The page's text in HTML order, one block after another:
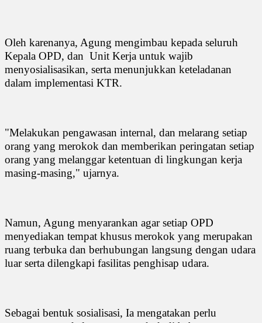
Oleh karenanya, Agung mengimbau kepada seluruh
Kepala OPD, dan Unit Kerja untuk wajib
menyosialisasikan, serta menunjukkan keteladanan
dalam implementasi KTR.
"Melakukan pengawasan internal, dan melarang setiap
orang yang merokok dan memberikan peringatan setiap
orang yang melanggar ketentuan di lingkungan kerja
masing-masing," ujarnya.
Namun, Agung menyarankan agar setiap OPD
menyediakan tempat khusus merokok yang merupakan
ruang terbuka dan berhubungan langsung dengan udara
luar serta dilengkapi fasilitas penghisap udara.
Sebagai bentuk sosialisasi, Ia mengatakan perlu